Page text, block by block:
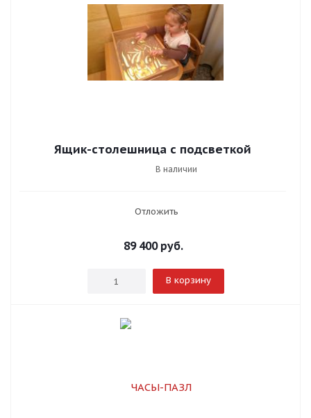
Ящик-столешница с подсветкой
В наличии
Отложить
89 400руб.
В корзину